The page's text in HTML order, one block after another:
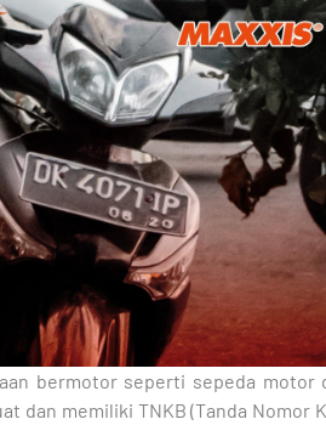
bermotor seperti sepeda motor
dan memiliki TNKB (Tanda Nomor